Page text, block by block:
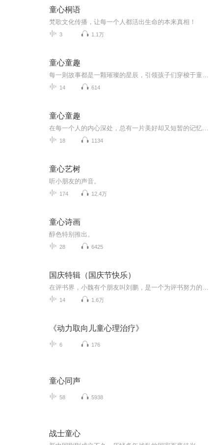
童心桐语
梵歌文化传播，让每一个人都活出生命的本来真相！
3 1.1万
童心童趣
14 614
童心童趣
18 1134
童心艺树
听小朋友的声音。
174 12.4万
童心诗画
醇色特别推出。
28 6425
国庆特辑（国庆节快乐）
14 1.6万
《动力取向儿童心理治疗》
6 176
童心同声
58 5938
战士童心